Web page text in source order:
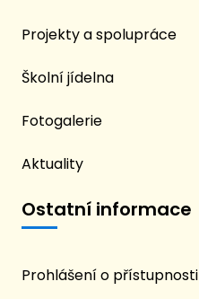
Projekty a spolupráce
Školní jídelna
Fotogalerie
Aktuality
Ostatní informace
Prohlášení o přístupnosti